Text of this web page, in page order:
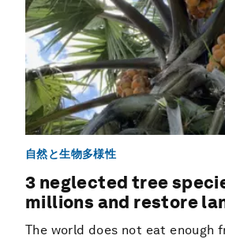
自然と生物多様性
3 neglected tree
millions and restore
The world does not eat enough